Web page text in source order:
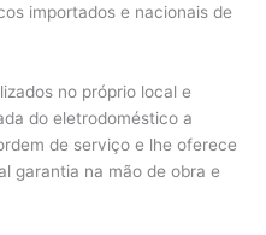
importados e nacionais de
no próprio local e
do eletrodoméstico a
de serviço e lhe oferece
garantia na mão de obra e